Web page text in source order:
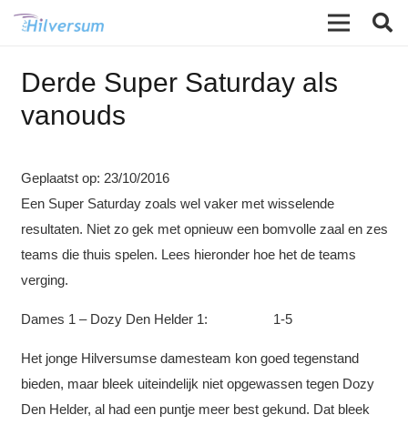
Derde Super Saturday als
vanouds
Geplaatst op: 23/10/2016
Een Super Saturday zoals wel vaker met wisselende
resultaten. Niet zo gek met opnieuw een bomvolle zaal en zes
teams die thuis spelen. Lees hieronder hoe het de teams
verging.
Dames 1 – Dozy Den Helder 1: 1-5
Het jonge Hilversumse damesteam kon goed tegenstand
bieden, maar bleek uiteindelijk niet opgewassen tegen Dozy
Den Helder, al had een puntje meer best gekund. Dat bleek